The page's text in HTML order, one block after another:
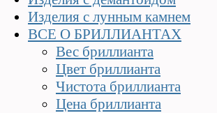
Изделия с лунным камнем
ВСЕ О БРИЛЛИАНТАХ
Вес бриллианта
Цвет бриллианта
Чистота бриллианта
Цена бриллианта